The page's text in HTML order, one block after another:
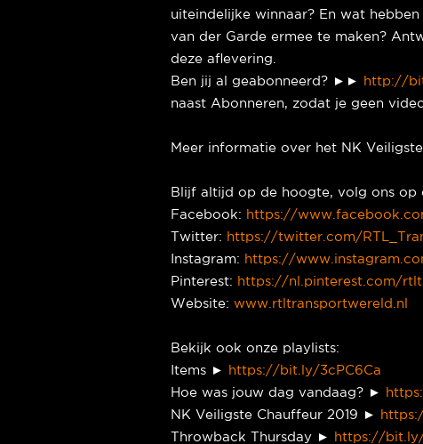
uiteindelijke winnaar? En wat
van der Garde ermee te maken?
deze aflevering.
Ben jij al geabonneerd? ►►
http://
naast Abonneren, zodat je geen
Meer informatie over het NK
Blijf altijd op de hoogte, volg ons op
Facebook:
https://
Twitter:
https://twitter.com/
Instagram:
https://
Pinterest:
https://nl.pinterest.com/
Website: www.rtltransportwereld.nl
Bekijk ook onze playlists:
Items ►
https://bit.ly/3cPC6Ca
Hoe was jouw dag vandaag? ►
NK Veiligste Chauffeur 2019 ►
Throwback Thursday ►
https://bit.ly/